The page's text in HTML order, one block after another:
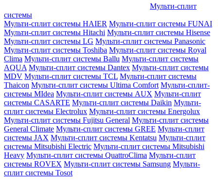
Мульти-сплит
системы
Мульти-сплит системы HAIER Мульти-сплит системы FUNAI
Мульти-сплит системы Hitachi Мульти-сплит системы Hisense
Мульти-сплит системы LG Мульти-сплит системы Panasonic
Мульти-сплит системы Toshiba Мульти-сплит системы Royal
Clima Мульти-сплит системы Ballu Мульти-сплит системы
AQUA Мульти-сплит системы Dantex Мульти-сплит системы
MDV Мульти-сплит системы TCL Мульти-сплит системы
Thaicon Мульти-сплит системы Ultima Comfort Мульти-сплит-
системы MIdea Мульти-сплит системы AUX Мульти-сплит
системы CASARTE Мульти-сплит системы Daikin Мульти-
сплит системы Electrolux Мульти-сплит системы Energolux
Мульти-сплит системы Fujitsu General Мульти-сплит системы
General Climate Мульти-сплит системы GREE Мульти-сплит
системы JAX Мульти-сплит системы Kentatsu Мульти-сплит
системы Mitsubishi Electric Мульти-сплит системы Mitsubishi
Heavy Мульти-сплит системы QuattroClima Мульти-сплит
системы ROVEX Мульти-сплит системы Samsung Мульти-
сплит системы Tosot